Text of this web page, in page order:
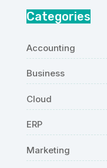
Categories
Accounting
Business
Cloud
ERP
Marketing